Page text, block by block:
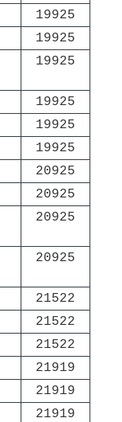
19925
19925
19925
19925
19925
19925
20925
20925
20925
20925
21522
21522
21522
21919
21919
21919